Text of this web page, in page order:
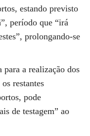
estando previsto
período que “irá
prolongando-se
para a realização dos
restantes
pode
de testagem” ao